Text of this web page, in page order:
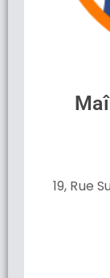
19, Rue